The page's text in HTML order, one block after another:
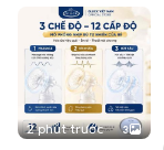
2 phút trước 3